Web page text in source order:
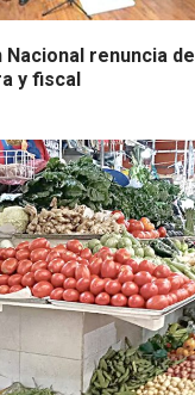
Nacional renuncia de
y fiscal